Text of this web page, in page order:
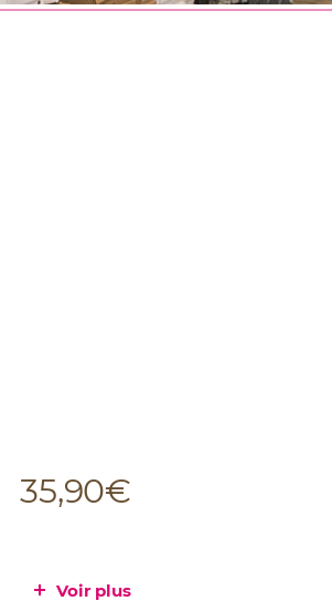
35,90€
Voir plus